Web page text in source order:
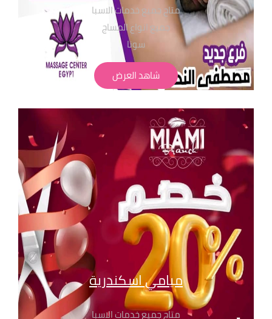
متاح جميع خدمات الاسبا
جميع انواع المساج
سونا
حمام مغربي بجميع انواعة
لابد من حجز مسبق
الاسعار تبدا من 350 ج
" تطبق الشروط و الاحكام" للحجز والاستفسار
بفروع مساج سنتر ايجيبت : 01068302600
01211115701
01099773147
01116550039
01050846816
شاهد العرض
ميامي اسكندرية
متاح جميع خدمات الاسبا